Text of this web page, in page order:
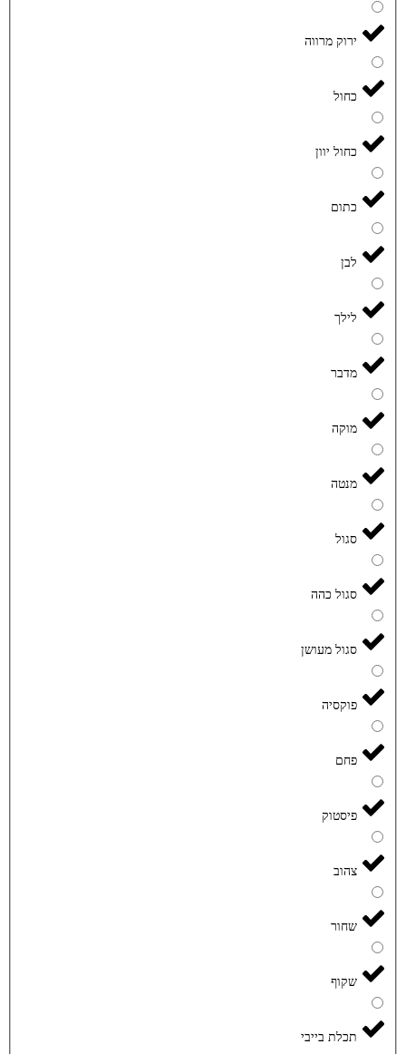
ירוק מרווה
כחול
כחול יוון
כתום
לבן
לילך
מדבר
מוקה
מנטה
סגול
סגול כהה
סגול מעושן
פוקסיה
פחם
פיסטוק
צהוב
שחור
שקוף
תכלת בייבי